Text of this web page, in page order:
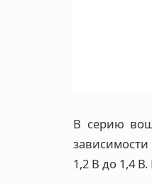
В серию
1,2 В до 1,4